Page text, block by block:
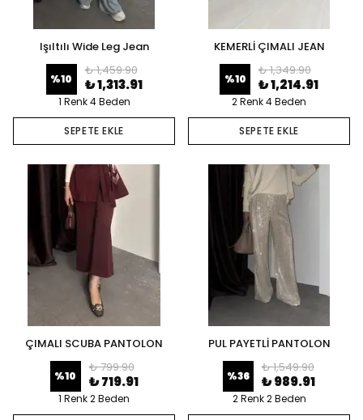
Işıltılı Wide Leg Jean
%10
₺ 1,459.90
₺ 1,313.91
1 Renk 4 Beden
SEPETE EKLE
KEMERLİ ÇIMALI JEAN
%10
₺ 1,349.90
₺ 1,214.91
2 Renk 4 Beden
SEPETE EKLE
ÇIMALI SCUBA PANTOLON
%10
₺ 799.90
₺ 719.91
1 Renk 2 Beden
PUL PAYETLİ PANTOLON
%36
₺ 1,549.90
₺ 989.91
2 Renk 2 Beden